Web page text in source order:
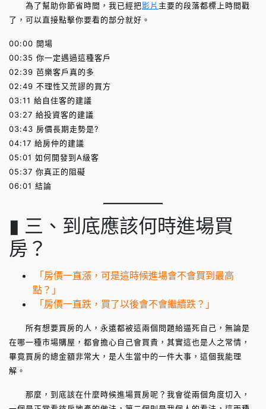
為了幫助你節省時間，我已經把影片 主要的段落都標上時間戳
了，可以直接點擊你要看的部分就好。
00:00 開場
00:35 你一定遇過這種客戶
02:39 芭樂客戶真的多
02:49 不理性又荒謬的買方
03:11 給自住客的建議
03:27 給投資客的建議
03:43 房價長期走勢是?
04:17 給房仲的建議
05:01 如何開發到A級客
05:37 你真正的阻礙
06:01 結論
▮ 三、到底應該何時進場買
房？
「房價一直漲，可是這時候進場會不會買到最高
點？」
「房價一直跌，買了以後會不會繼續跌？」
所有想要買房的人，永遠都被這兩個問題給逼死自己，無論是
在哪一種市場購屋，都會擔心自己會買貴，其實這也是人之常情，
畢竟買房的總金額非常大，是人生當中的一件大事，這個我能理
解。
那麼，到底該在什麼時候進場買房呢？我會從兩個角度切入，